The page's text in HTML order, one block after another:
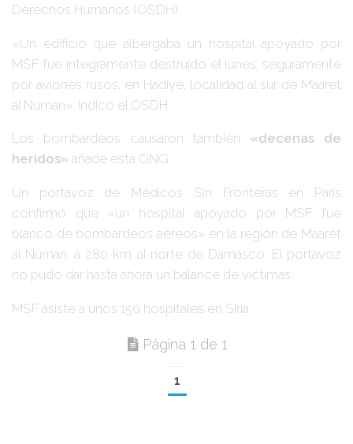
Derechos Humanos (OSDH).
«Un edificio que albergaba un hospital apoyado por
MSF fue íntegramente destruido el lunes, seguramente
por aviones rusos, en Hadiyé, localidad al sur de Maaret
al Numan», indicó el OSDH.
Los bombardeos causaron también «decenas de
heridos» añade esta ONG.
Un portavoz de Médicos Sin Fronteras en París
confirmó que «un hospital apoyado por MSF fue
blanco de bombardeos aéreos» en la región de Maaret
al Numan, a 280 km al norte de Damasco. El portavoz
no pudo dar hasta ahora un balance de víctimas.
MSF asiste a unos 150 hospitales en Siria.
Página 1 de 1
1